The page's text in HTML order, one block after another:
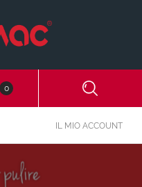
0
IL MIO ACCOUNT